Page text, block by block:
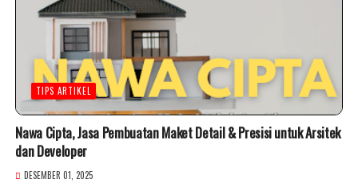
TIPS ARTIKEL
Nawa Cipta, Jasa Pembuatan Maket Detail & Presisi untuk Arsitek
dan Developer
DESEMBER 01, 2025